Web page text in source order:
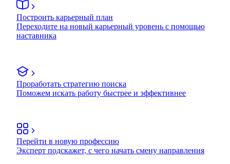
Построить карьерный план
Переходите на новый карьерный уровень с помощью
наставника
Проработать стратегию поиска
Поможем искать работу быстрее и эффективнее
Перейти в новую профессию
Эксперт подскажет, с чего начать смену направления